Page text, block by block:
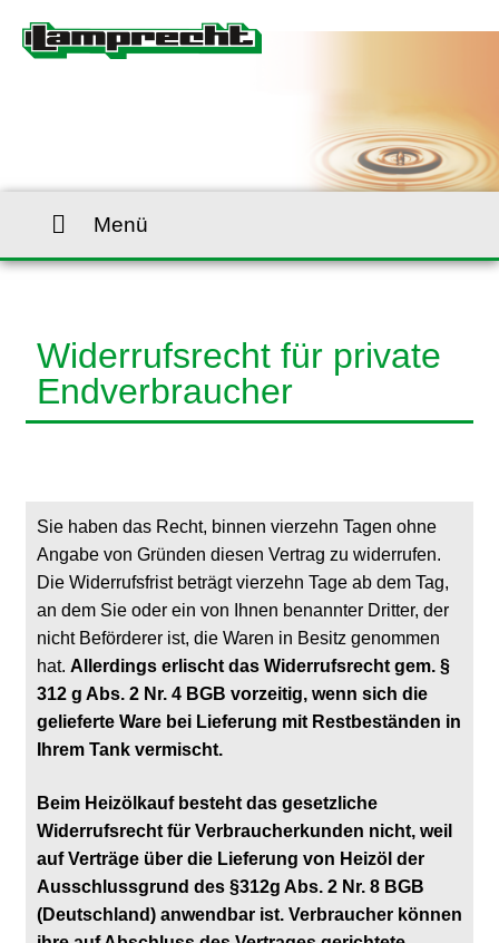
Menü
Widerrufsrecht für private
Endverbraucher
Sie haben das Recht, binnen vierzehn Tagen ohne
Angabe von Gründen diesen Vertrag zu widerrufen.
Die Widerrufsfrist beträgt vierzehn Tage ab dem Tag,
an dem Sie oder ein von Ihnen benannter Dritter, der
nicht Beförderer ist, die Waren in Besitz genommen
hat. Allerdings erlischt das Widerrufsrecht gem. §
312 g Abs. 2 Nr. 4 BGB vorzeitig, wenn sich die
gelieferte Ware bei Lieferung mit Restbeständen in
Ihrem Tank vermischt.
Beim Heizölkauf besteht das gesetzliche
Widerrufsrecht für Verbraucherkunden nicht, weil
auf Verträge über die Lieferung von Heizöl der
Ausschlussgrund des §312g Abs. 2 Nr. 8 BGB
(Deutschland) anwendbar ist. Verbraucher können